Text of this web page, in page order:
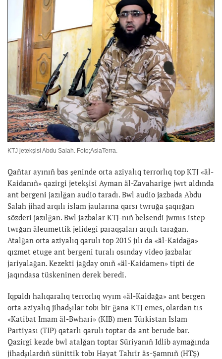
KTJ jetekşisi Abdu Salah. Foto;AsiaTerra.
Qañtar ayınıñ bas şeninde orta aziyalıq terrorlıq top KTJ «äl-
Kaidanıñ» qazirgi jetekşisi Ayman äl-Zavaharige jwrt aldında
ant bergeni jazılğan audio taradı. Bwl audio jazbada Abdu
Salah jihad arqılı islam jaularına qarsı twruğa şaqırğan
sözderi jazılğan. Bwl jazbalar KTJ-nıñ belsendi jwmıs istep
twrğan äleumettik jelidegi paraqşaları arqılı tarağan.
Atalğan orta aziyalıq qarulı top 2015 jılı da «äl-Kaidağa»
qızmet etuge ant bergeni turalı osınday video jazbalar
jariyalağan. Kezekti jağday onıñ «äl-Kaidamen» tipti de
jaqındasa tüskeninen derek beredi.
Iqpaldı halıqaralıq terrorlıq wyım «äl-Kaidağa» ant bergen
orta aziyalıq jihadşılar tobı bir ğana KTJ emes, olardan tıs
«Katibat Imam äl-Bwhari» (KIB) men Türkistan Islam
Partiyası (TIP) qatarlı qarulı toptar da ant berude bar.
Qazirgi kezde bwl atalğan toptar Süriyanıñ Idlib aymağında
jihadşılardıñ sünittik tobı Hayat Tahrir äs-Şamnıñ (HTŞ)